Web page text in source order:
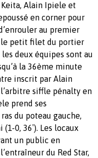
Alain Ipiele et
en corner pour
au premier
le petit filet du portier
deux équipes sont au
la 36ème minute
inscrit par Alain
siffle pénalty en
prend ses
du poteau gauche,
0, 36′). Les locaux
un public en
du Red Star,